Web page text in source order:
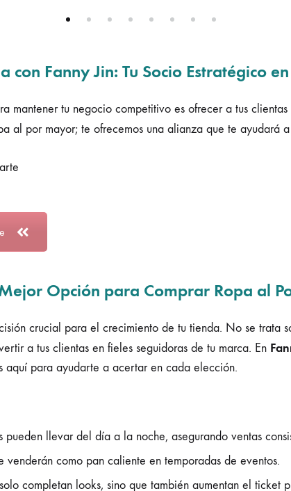
con Fanny Jin: Tu Socio Estratégico
mantener tu negocio competitivo es ofrecer a tus
al por mayor; te ofrecemos una alianza que te ayudará
Opción para Comprar Ropa al
crucial para el crecimiento de tu tienda. No se trata
a tus clientas en fieles seguidoras de tu marca. En
aquí para ayudarte a acertar en cada elección.
pueden llevar del día a la noche, asegurando ventas
venderán como pan caliente en temporadas de eventos.
completan looks, sino que también aumentan el ticket